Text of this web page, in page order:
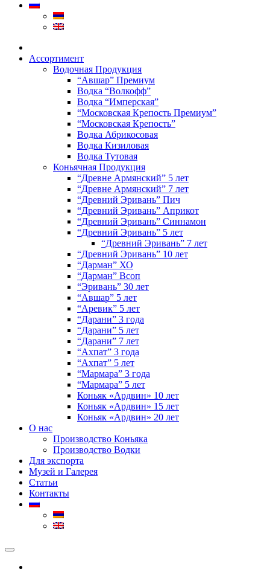
Ассортимент
Водочная Продукция
“Авшар” Премиум
Водка “Волкофф”
Водка “Имперская”
“Московская Крепость Премиум”
“Московская Крепость”
Водка Абрикосовая
Водка Кизиловая
Водка Тутовая
Коньячная Продукция
“Древне Армянский” 5 лет
“Древне Армянский” 7 лет
“Древний Эривань” Пич
“Древний Эривань” Априкот
“Древний Эривань” Синнамон
“Древний Эривань” 5 лет
“Древний Эривань” 7 лет
“Древний Эривань” 10 лет
“Дарман” ХО
“Дарман” Всоп
“Эривань” 30 лет
“Авшар” 5 лет
“Аревик” 5 лет
“Дарани” 3 года
“Дарани” 5 лет
“Дарани” 7 лет
“Ахпат” 3 года
“Ахпат” 5 лет
“Мармара” 3 года
“Мармара” 5 лет
Коньяк «Ардвин» 10 лет
Коньяк «Ардвин» 15 лет
Коньяк «Ардвин» 20 лет
О нас
Производство Коньяка
Производство Водки
Для экспорта
Музей и Галерея
Статьи
Контакты